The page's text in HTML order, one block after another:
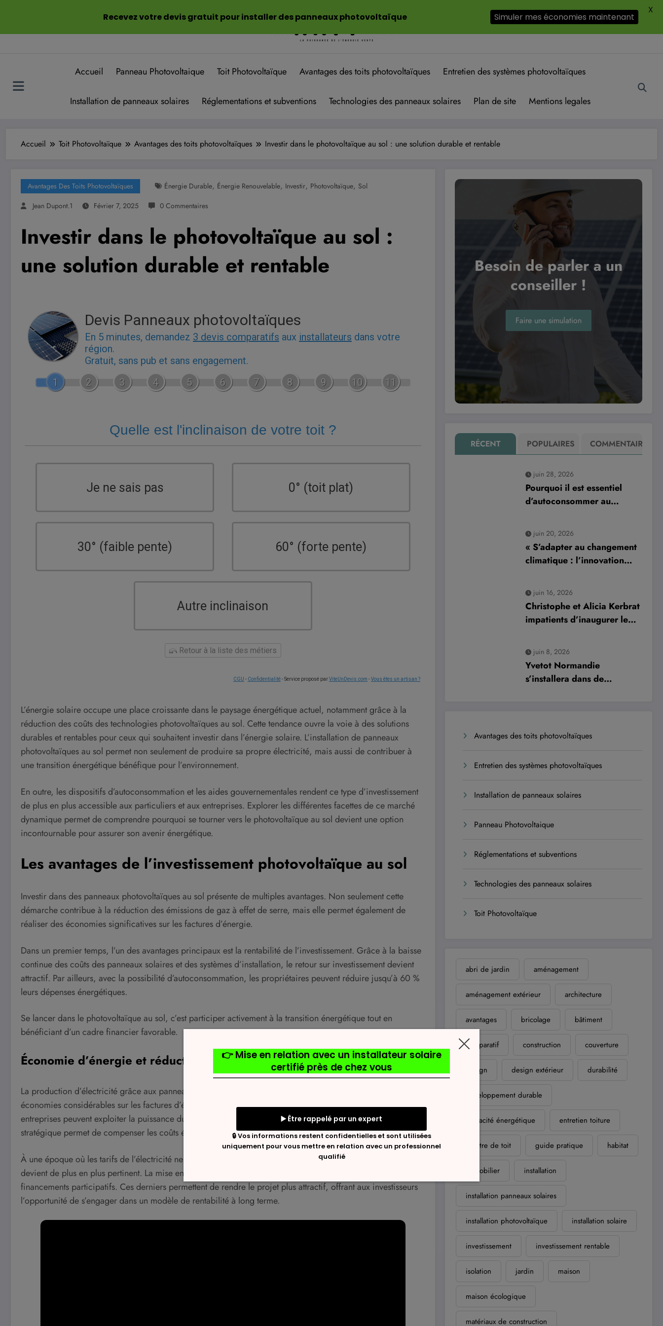
Accueil Panneau Photovoltaique Toit Photovoltaïque Avantages des toits photovoltaïques Entretien des systèmes photovoltaïques
Installation de panneaux solaires Réglementations et subventions Technologies des panneaux solaires Plan de site Mentions legales
Accueil Toit Photovoltaïque Avantages des toits photovoltaïques Investir dans le photovoltaïque au sol : une solution durable et rentable
Avantages Des Toits Photovoltaïques Énergie Durable, Énergie Renouvelable, Investir, Photovoltaïque, Sol
Jean Dupont.1
Février 7, 2025 0 Commentaires
Investir dans le photovoltaïque au sol :
une solution durable et rentable
Devis Panneaux photovoltaïques
En 5 minutes, demandez 3 devis comparatifs aux installateurs dans votre
région.
Gratuit, sans pub et sans engagement.
1
2 3 4 5 6 7 8 9 10 11
Quelle est l'inclinaison de votre toit ?
Je ne sais pas 0° (toit plat)
30° (faible pente) 60° (forte pente)
Autre inclinaison
Retour à la liste des métiers
CGU - Confidentialité- Service proposé parViteUnDevis.com -Vous êtes un artisan ?
L’énergie solaire occupe une place croissante dans le paysage énergétique actuel, notamment grâce à la
réduction des coûts des technologies photovoltaïques au sol. Cette tendance ouvre la voie à des solutions
durables et rentables pour ceux qui souhaitent investir dans l’énergie solaire. L’installation de panneaux
photovoltaïques au sol permet non seulement de produire sa propre électricité, mais aussi de contribuer à
une transition énergétique bénéfique pour l’environnement.
En outre, les dispositifs d’autoconsommation et les aides gouvernementales rendent ce type d’investissement
de plus en plus accessible aux particuliers et aux entreprises. Explorer les différentes facettes de ce marché
dynamique permet de comprendre pourquoi se tourner vers le photovoltaïque au sol devient une option
incontournable pour assurer son avenir énergétique.
Les avantages de l’investissement photovoltaïque au sol
Investir dans des panneaux photovoltaïques au sol présente de multiples avantages. Non seulement cette
démarche contribue à la réduction des émissions de gaz à effet de serre, mais elle permet également de
réaliser des économies significatives sur les factures d’énergie.
Dans un premier temps, l’un des avantages principaux est la rentabilité de l’investissement. Grâce à la baisse
continue des coûts des panneaux solaires et des systèmes d’installation, le retour sur investissement devient
attractif. Par ailleurs, avec la possibilité d’autoconsommation, les propriétaires peuvent réduire jusqu’à 60 %
leurs dépenses énergétiques.
Se lancer dans le photovoltaïque au sol, c’est participer activement à la transition énergétique tout en
bénéficiant d’un cadre financier favorable.
Économie d’énergie et réduction des coûts
La production d’électricité grâce aux panneaux photovoltaïques au sol contribue directement à des
économies considérables sur les factures d’énergie. En optant pour l’autoconsommation, les particuliers et les
entreprises peuvent exploiter la puissance du soleil pour répondre à leurs besoins énergétiques. Ce choix
stratégique permet de compenser les coûts élevés de l’électricité conventionnelle.
À une époque où les tarifs de l’électricité ne cessent d’augmenter, investir dans un système photovoltaïque
devient de plus en plus pertinent. La mise en place de tels systèmes est souvent accompagnée de
financements participatifs. Ces derniers permettent de rendre le projet plus attractif, offrant aux investisseurs
l’opportunité de s’engager dans un modèle de rentabilité à long terme.
Besoin de parler a un
conseiller !
Faire une simulation
RÉCENT POPULAIRES COMMENTAIRE
juin 28, 2026
Pourquoi il est essentiel
d’autoconsommer au
production d’électricité
solaire : enjeux et solutions
pour le photovoltaïque
résidentiel
juin 20, 2026
« S’adapter au changement
climatique : l’innovation
véhicule révolutionnaire »
juin 16, 2026
Christophe et Alicia Kerbrat
impatients d’inaugurer leur
à Plourin-lès-Morlaix
juin 8, 2026
Yvetot Normandie
s’installera dans de
usagers et des agents
Avantages des toits photovoltaïques
Entretien des systèmes photovoltaïques
Installation de panneaux solaires
Panneau Photovoltaique
Réglementations et subventions
Technologies des panneaux solaires
Toit Photovoltaïque
abri de jardin aménagement
aménagement extérieur architecture
avantages bricolage bâtiment
comparatif construction couverture
design design extérieur durabilité
développement durable
efficacité énergétique entretien toiture
fenêtre de toit guide pratique habitat
immobilier installation
installation panneaux solaires
installation photovoltaïque installation solaire
investissement investissement rentable
isolation jardin maison
maison écologique
matériaux de construction
Recevez votre devis gratuit pour installer des panneaux photovoltaïque Simuler mes économies maintenant
X